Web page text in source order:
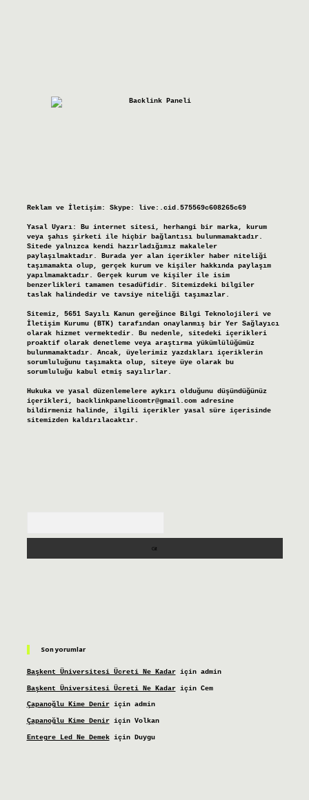
Reklam ve İletişim: Skype: live:.cid.575569c608265c69
Yasal Uyarı:
Bu internet sitesi, herhangi bir marka, kurum
veya şahıs şirketi ile hiçbir bağlantısı bulunmamaktadır.
Sitede yalnızca kendi hazırladığımız makaleler
paylaşılmaktadır. Burada yer alan içerikler haber niteliği
taşımamakta olup, gerçek kurum ve kişiler hakkında paylaşım
yapılmamaktadır. Gerçek kurum ve kişiler ile isim
benzerlikleri tamamen tesadüfidir. Sitemizdeki bilgiler
taslak halindedir ve tavsiye niteliği taşımazlar.
Sitemiz, 5651 Sayılı Kanun gereğince Bilgi Teknolojileri ve
İletişim Kurumu (BTK) tarafından onaylanmış bir Yer Sağlayıcı
olarak hizmet vermektedir. Bu nedenle, sitedeki içerikleri
proaktif olarak denetleme veya araştırma yükümlülüğümüz
bulunmamaktadır. Ancak, üyelerimiz yazdıkları içeriklerin
sorumluluğunu taşımakta olup, siteye üye olarak bu
sorumluluğu kabul etmiş sayılırlar.
Hukuka ve yasal düzenlemelere aykırı olduğunu düşündüğünüz
içerikleri, backlinkpanelicomtr@gmail.comadresine
bildirmeniz halinde, ilgili içerikler yasal süre içerisinde
sitemizden kaldırılacaktır.
Son yorumlar
Başkent Üniversitesi Ücreti Ne Kadariçin admin
Başkent Üniversitesi Ücreti Ne Kadariçin Cem
Çapanoğlu Kime Deniriçin admin
Çapanoğlu Kime Deniriçin Volkan
Entegre Led Ne Demekiçin Duygu